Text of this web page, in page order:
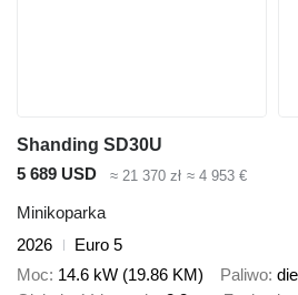
Shanding SD30U
5 689 USD
≈ 21 370 zł ≈ 4 953 €
Minikoparka
2026
Euro 5
Moc 14.6 kW (19.86 KM) Paliwo